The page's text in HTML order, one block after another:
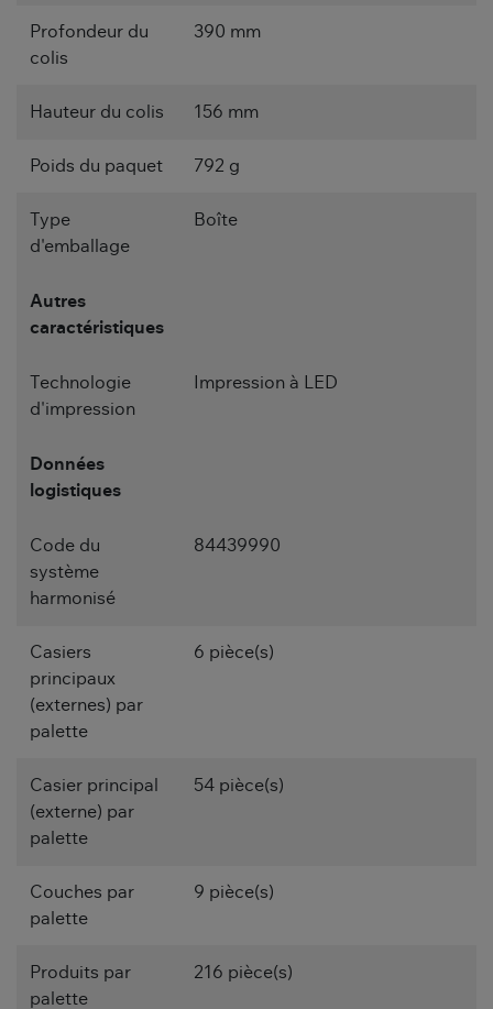
Profondeur du
colis
390 mm
Hauteur du colis 156 mm
Poids du paquet 792 g
Type
d'emballage
Boîte
Autres
caractéristiques
Technologie
d'impression
Impression à LED
Données
logistiques
Code du
système
harmonisé
84439990
Casiers
principaux
(externes) par
palette
6 pièce(s)
Casier principal
(externe) par
palette
54 pièce(s)
Couches par
palette
9 pièce(s)
Produits par
palette
216 pièce(s)